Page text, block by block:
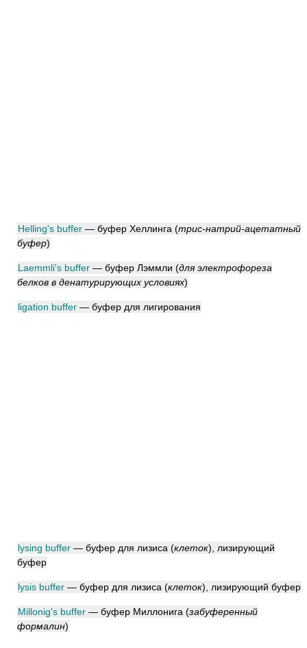
Helling's buffer — буфер Хеллинга (трис-натрий-ацетатный
буфер)
Laemmli's buffer — буфер Лэммли (для электрофореза
белков в денатурирующих условиях)
ligation buffer — буфер для лигирования
lysing buffer — буфер для лизиса (клеток) , лизирующий
буфер
lysis buffer — буфер для лизиса (клеток) , лизирующий буфер
Millonig's buffer — буфер Миллонига (забуференный
формалин)